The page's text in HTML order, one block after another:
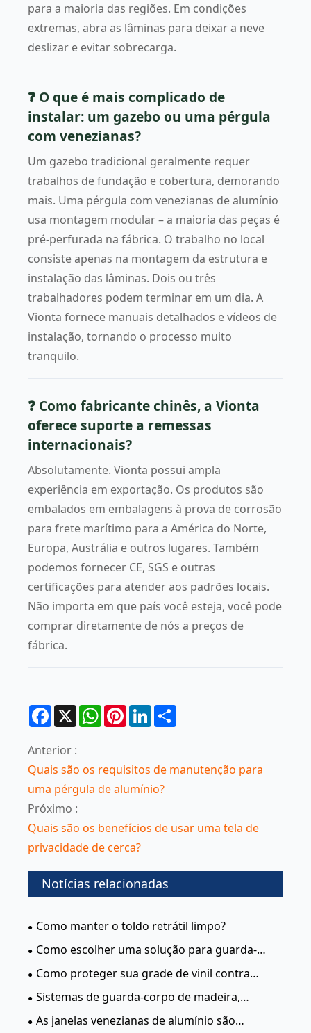
para a maioria das regiões. Em condições
extremas, abra as lâminas para deixar a neve
deslizar e evitar sobrecarga.
❓ O que é mais complicado de
instalar: um gazebo ou uma pérgula
com venezianas?
Um gazebo tradicional geralmente requer
trabalhos de fundação e cobertura, demorando
mais. Uma pérgula com venezianas de alumínio
usa montagem modular – a maioria das peças é
pré-perfurada na fábrica. O trabalho no local
consiste apenas na montagem da estrutura e
instalação das lâminas. Dois ou três
trabalhadores podem terminar em um dia. A
Vionta fornece manuais detalhados e vídeos de
instalação, tornando o processo muito
tranquilo.
❓ Como fabricante chinês, a Vionta
oferece suporte a remessas
internacionais?
Absolutamente. Vionta possui ampla
experiência em exportação. Os produtos são
embalados em embalagens à prova de corrosão
para frete marítimo para a América do Norte,
Europa, Austrália e outros lugares. Também
podemos fornecer CE, SGS e outras
certificações para atender aos padrões locais.
Não importa em que país você esteja, você pode
comprar diretamente de nós a preços de
fábrica.
Facebook
X WhatsApp
PinterestLinkedIn
Anterior :
Quais são os requisitos de manutenção para
uma pérgula de alumínio?
Próximo :
Quais são os benefícios de usar uma tela de
privacidade de cerca?
Notícias relacionadas
Como manter o toldo retrátil limpo?
Como escolher uma solução para guarda-
corpos de convés?
Como proteger sua grade de vinil contra
danos UV para durabilidade duradoura
Sistemas de guarda-corpo de madeira,
alumínio, cabo e vidro: qual guarda-corpo de
As janelas venezianas de alumínio são